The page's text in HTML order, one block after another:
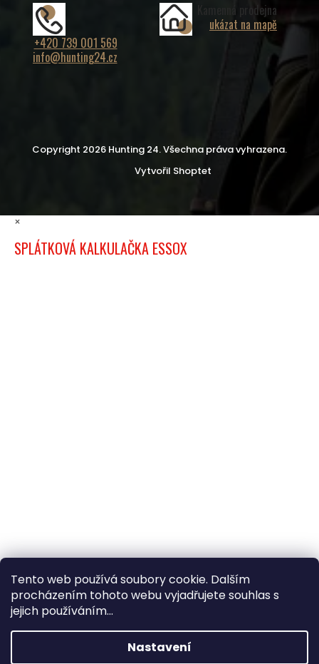
Tento web používá soubory cookie. Dalším
procházením tohoto webu vyjadřujete souhlas s
jejich používáním...
Nastavení
+420 739 001 569
info@hunting24.cz
Kamenná prodejna
ukázat na mapě
Vytvořil Shoptet
Copyright 2026 Hunting 24. Všechna práva vyhrazena.
×
SPLÁTKOVÁ KALKULAČKA ESSOX
×
Hledáte nejvýhodnější cenu? Získáte jí
pomocíregistrace